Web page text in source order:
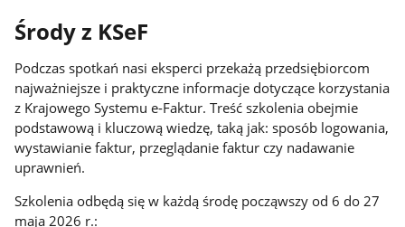
Środy z KSeF
Podczas spotkań nasi eksperci przekażą przedsiębiorcom
najważniejsze i praktyczne informacje dotyczące korzystania
z Krajowego Systemu e-Faktur. Treść szkolenia obejmie
podstawową i kluczową wiedzę, taką jak: sposób logowania,
wystawianie faktur, przeglądanie faktur czy nadawanie
uprawnień.
Szkolenia odbędą się w każdą środę począwszy od 6 do 27
maja 2026 r.: